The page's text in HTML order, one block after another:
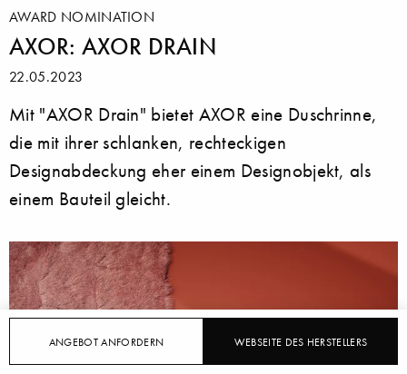
ANGEBOT ANFORDERN WEBSEITE DES HERSTELLERS
AWARD NOMINATION
AXOR: AXOR DRAIN
22.05.2023
Mit "AXOR Drain" bietet AXOR eine Duschrinne,
die mit ihrer schlanken, rechteckigen
Designabdeckung eher einem Designobjekt, als
einem Bauteil gleicht.